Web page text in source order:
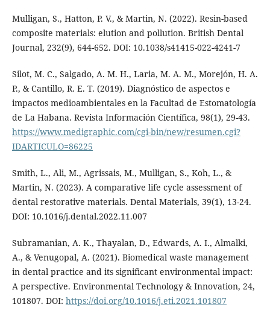
Mulligan, S., Hatton, P. V., & Martin, N. (2022). Resin-based
composite materials: elution and pollution. British Dental
Journal, 232(9), 644-652. DOI: 10.1038/s41415-022-4241-7
Silot, M. C., Salgado, A. M. H., Laria, M. A. M., Morejón, H. A.
P., & Cantillo, R. E. T. (2019). Diagnóstico de aspectos e
impactos medioambientales en la Facultad de Estomatología
de La Habana. Revista Información Científica, 98(1), 29-43.
https://www.medigraphic.com/cgi-bin/new/resumen.cgi?
IDARTICULO=86225
Smith, L., Ali, M., Agrissais, M., Mulligan, S., Koh, L., &
Martin, N. (2023). A comparative life cycle assessment of
dental restorative materials. Dental Materials, 39(1), 13-24.
DOI: 10.1016/j.dental.2022.11.007
Subramanian, A. K., Thayalan, D., Edwards, A. I., Almalki,
A., & Venugopal, A. (2021). Biomedical waste management
in dental practice and its significant environmental impact:
A perspective. Environmental Technology & Innovation, 24,
101807. DOI: https://doi.org/10.1016/j.eti.2021.101807